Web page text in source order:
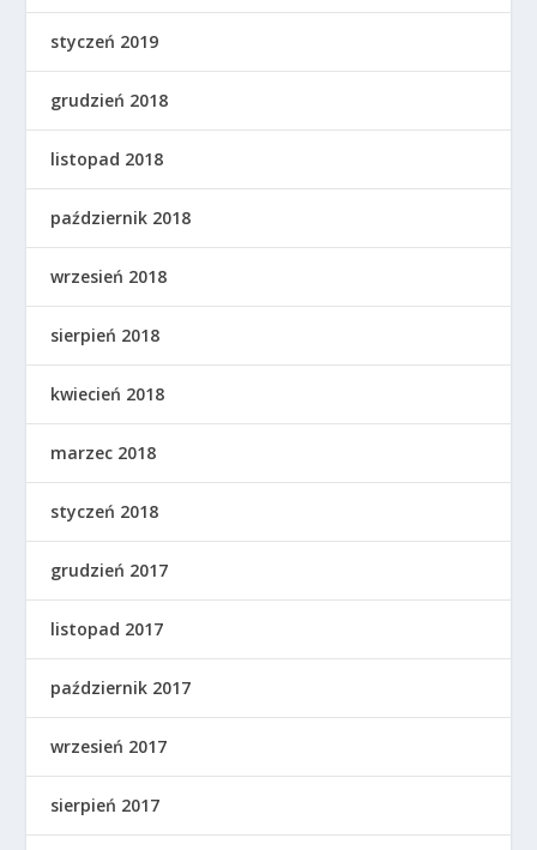
styczeń 2019
grudzień 2018
listopad 2018
październik 2018
wrzesień 2018
sierpień 2018
kwiecień 2018
marzec 2018
styczeń 2018
grudzień 2017
listopad 2017
październik 2017
wrzesień 2017
sierpień 2017